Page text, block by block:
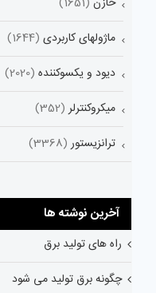
ماژولهای کاربردی (1644)
دیود و یکسوکننده (2020)
میکروکنترلر (352)
ترانزیستور (3368)
آخرین نوشته ها
راه های تولید برق
چگونه برق تولید می شود